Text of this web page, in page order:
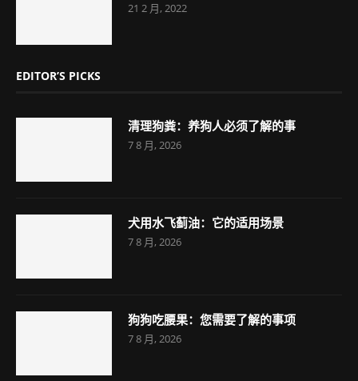
21 2 月, 2022
EDITOR’S PICKS
清理狗粪：养狗人必须了解的事
7 8 月, 2026
犬用水飞蓟油：它的适用场景
7 8 月, 2026
狗狗吃腰果：您需要了解的事项
7 8 月, 2026